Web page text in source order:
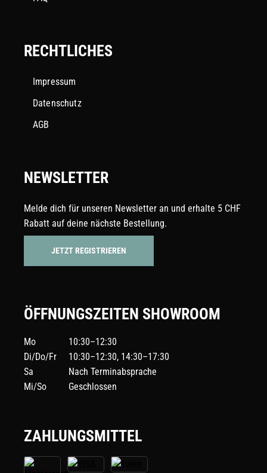
RECHTLICHES
Impressum
Datenschutz
AGB
NEWSLETTER
Melde dich für unseren Newsletter an und erhalte 5 CHF
Rabatt auf deine nächste Bestellung.
JETZT REGISTRIEREN
ÖFFNUNGSZEITEN SHOWROOM
Mo
10:30–12:30
Di/Do/Fr
10:30–12:30, 14:30–17:30
Sa
Nach Terminabsprache
Mi/So
Geschlossen
ZAHLUNGSMITTEL